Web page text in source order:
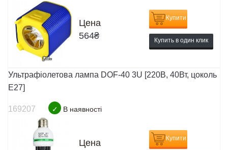
Цена
564₴
Купити
Купить в один клик
Ультрафіолетова лампа DOF-40 3U [220В, 40Вт, цоколь
E27]
169207 ✓ В наявності
Цена
Купити